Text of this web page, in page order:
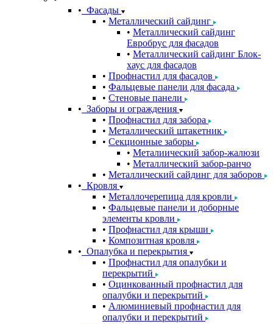
Фасады
Металлический сайдинг
Металлический сайдинг
Евробрус для фасадов
Металлический сайдинг Блок-
хаус для фасадов
Профнастил для фасадов
Фальцевые панели для фасада
Стеновые панели
Заборы и ограждения
Профнастил для забора
Металлический штакетник
Секционные заборы
Металиический забор-жалюзи
Металлический забор-ранчо
Металлический сайдинг для заборов
Кровля
Металлочерепица для кровли
Фальцевые панели и доборные
элементы кровли
Профнастил для крыши
Композитная кровля
Опалубка и перекрытия
Профнастил для опалубки и
перекрытий
Оцинкованный профнастил для
опалубки и перекрытий
Алюминиевый профнастил для
опалубки и перекрытий